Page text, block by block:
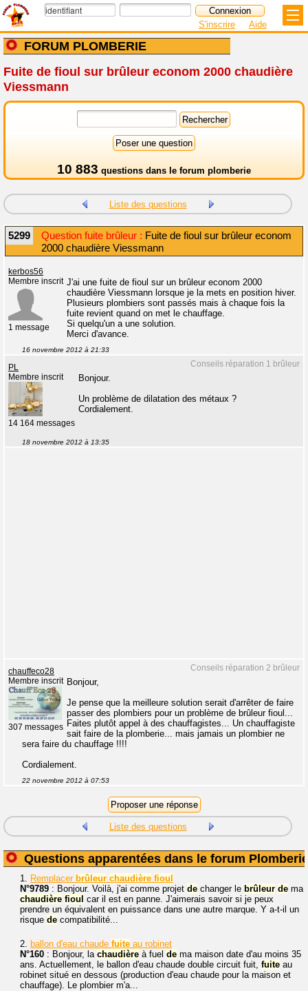
FORUM PLOMBERIE
S'inscrire Aide
Fuite de fioul sur brûleur econom 2000 chaudière
Viessmann
10 883 questions dans le forum plomberie
Liste des questions
5299 Question fuite brûleur : Fuite de fioul sur brûleur econom
2000 chaudière Viessmann
kerbos56
Membre inscrit
1 message
J'ai une fuite de fioul sur un brûleur econom 2000
chaudière Viessmann lorsque je la mets en position hiver.
Plusieurs plombiers sont passés mais à chaque fois la
fuite revient quand on met le chauffage.
Si quelqu'un a une solution.
Merci d'avance.
16 novembre 2012 à 21:33
Conseils réparation 1 brûleur
PL
Membre inscrit
14 164 messages
Bonjour.
Un problème de dilatation des métaux ?
Cordialement.
18 novembre 2012 à 13:35
Conseils réparation 2 brûleur
chauffeco28
Membre inscrit
307 messages
Bonjour,
Je pense que la meilleure solution serait d'arrêter de faire
passer des plombiers pour un problème de brûleur fioul...
Faites plutôt appel à des chauffagistes... Un chauffagiste
sait faire de la plomberie... mais jamais un plombier ne
sera faire du chauffage !!!!
Cordialement.
22 novembre 2012 à 07:53
Liste des questions
Questions apparentées dans le forum Plomberie
1. Remplacer brûleur chaudière fioul
N°9789 : Bonjour. Voilà, j'ai comme projet de changer le brûleur de ma
chaudière fioul car il est en panne. J'aimerais savoir si je peux
prendre un équivalent en puissance dans une autre marque. Y a-t-il un
risque de compatibilité...
2. ballon d'eau chaude fuite au robinet
N°160 : Bonjour, la chaudière à fuel de ma maison date d'au moins 35
ans. Actuellement, le ballon d'eau chaude double circuit fuit, fuite au
robinet situé en dessous (production d'eau chaude pour la maison et
chauffage). Le plombier m'a...